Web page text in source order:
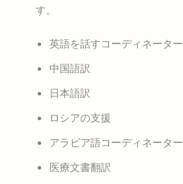
す。
英語を話すコーディネーター
中国語訳
日本語訳
ロシアの支援
アラビア語コーディネーター
医療文書翻訳